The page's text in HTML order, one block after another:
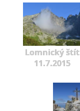
Lomnický štít
11.7.2015